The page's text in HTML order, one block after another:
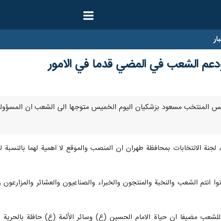
الشعب في المضي قدما في الامور
الرئيس المنتخب مسعود بزشكيان اليوم الخميس متوجها الى الشعب ان
الانتخابات بمحافظة طهران ان المنصب والموقع لا اهمية لهما بالنسبة
انتم الشعب والنخبة والمنتجون والخبراء والصناعيون والعشائر
مضيفا ان حياة الامام الحسين (ع) وسائر الأئمة (ع) حافلة